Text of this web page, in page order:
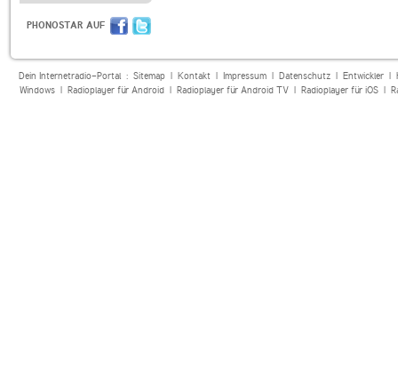
PHONOSTAR AUF
Dein Internetradio-Portal : Sitemap| Kontakt| Impressum| Datenschutz| Entwickler|
Windows| Radioplayer für Android| Radioplayer für Android TV| Radioplayer für iOS|